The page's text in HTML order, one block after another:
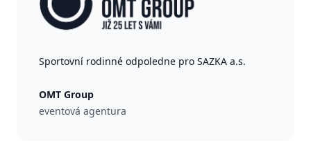
Sportovní rodinné odpoledne pro SAZKA a.s.
OMT Group
eventová agentura